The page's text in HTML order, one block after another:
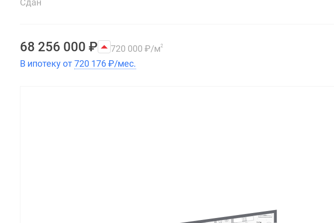
Сдан
68 256 000 ₽ 720 000 ₽/м2
В ипотеку от720 176₽/мес.